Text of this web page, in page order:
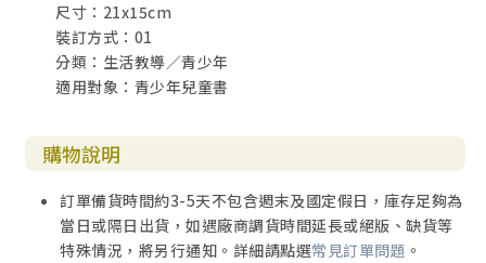
尺寸：21x15cm
裝訂方式：01
分類：生活教導／青少年
適用對象：青少年兒童書
購物說明
訂單備貨時間約3-5天不包含週末及國定假日，庫存足夠為
當日或隔日出貨，如遇廠商調貨時間延長或絕版、缺貨等
特殊情況，將另行通知。詳細請點選常見訂單問題 。